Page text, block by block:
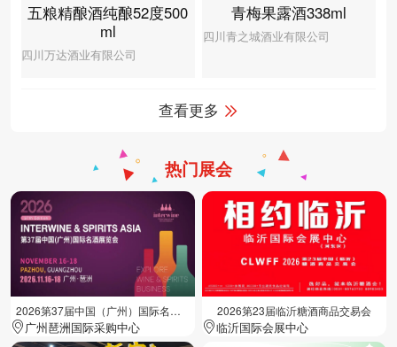
五粮精酿酒纯酿52度500
ml
四川万达酒业有限公司
青梅果露酒338ml
四川青之城酒业有限公司
查看更多
热门展会
2026第37届中国（广州）国际名酒展览会
广州琶洲国际采购中心
2026第23届临沂糖酒商品交易会
临沂国际会展中心